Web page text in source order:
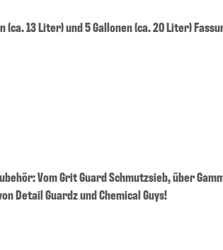
(ca. 13 Liter) und 5 Gallonen (ca. 20 Liter)
Vom Grit Guard Schmutzsieb, über
Detail Guardz und Chemical Guys!